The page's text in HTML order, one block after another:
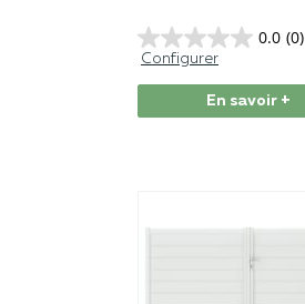
0.0 (0)
Configurer
En savoir +